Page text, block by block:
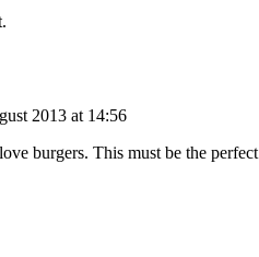
2013 at 14:56
burgers. This must be the